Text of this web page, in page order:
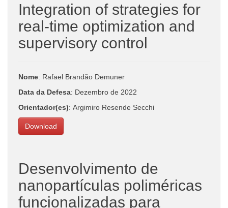
Integration of strategies for
real-time optimization and
supervisory control
Nome: Rafael Brandão Demuner
Data da Defesa: Dezembro de 2022
Orientador(es): Argimiro Resende Secchi
Download
Desenvolvimento de
nanopartículas poliméricas
funcionalizadas para